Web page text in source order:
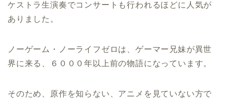
ケストラ生演奏でコンサートも行われるほどに人気が
ありました。
ノーゲーム・ノーライフゼロは、ゲーマー兄妹が異世
界に来る、６０００年以上前の物語になっています。
そのため、原作を知らない、アニメを見ていない方で